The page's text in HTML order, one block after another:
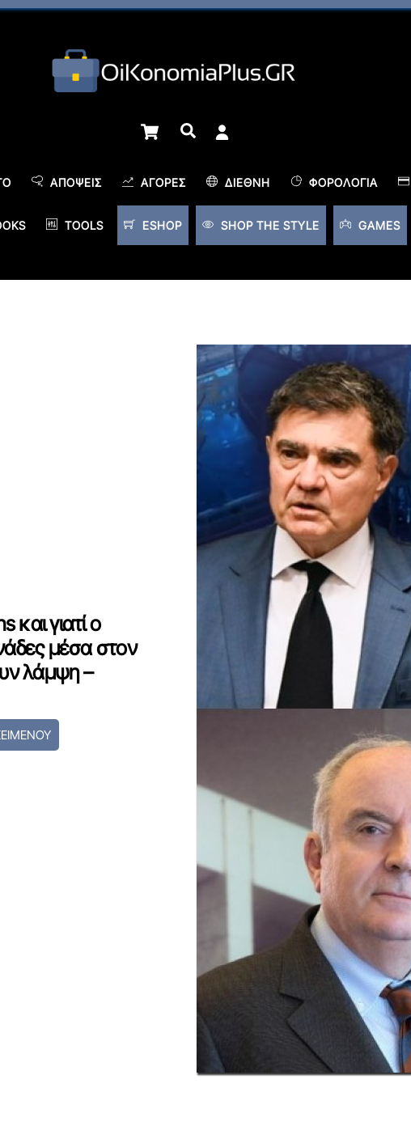
Cart Αναζήτηση
ΑΠΌΨΕΙΣ ΑΓΟΡΈΣ ΔΙΕΘΝΉ ΦΟΡΟΛΟΓΊΑ
TOOLS ESHOP SHOP THE STYLE GAMES
γιατί ο
μέσα στον
λάμψη –